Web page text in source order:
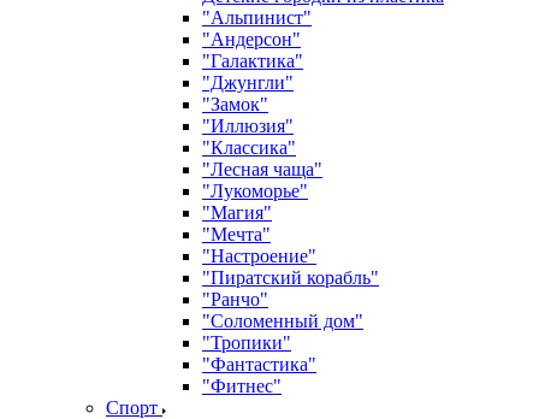
"Альпинист"
"Андерсон"
"Галактика"
"Джунгли"
"Замок"
"Иллюзия"
"Классика"
"Лесная чаща"
"Лукоморье"
"Магия"
"Мечта"
"Настроение"
"Пиратский корабль"
"Ранчо"
"Соломенный дом"
"Тропики"
"Фантастика"
"Фитнес"
Спорт